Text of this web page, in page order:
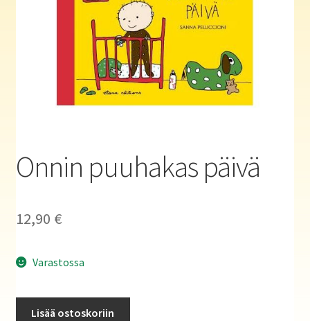
Aurinko Kustannus: kirjat
Auringon kirja- ja paperipuodit verkossa
Onnin puuhakas päivä
12,90 €
Varastossa
Lisää ostoskoriin